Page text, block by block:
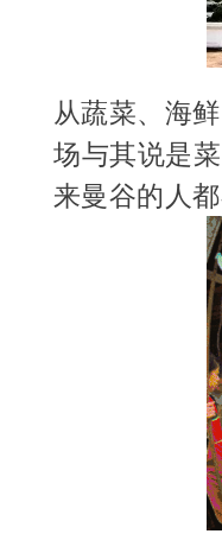
从蔬菜、海
场与其说是
来曼谷的人